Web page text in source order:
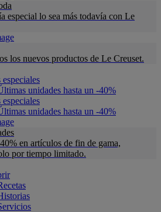
especial lo sea más todavía con Le
los nuevos productos de Le Creuset.
unidades hasta un -40%
unidades hasta un -40%
en artículos de fin de gama,
por tiempo limitado.